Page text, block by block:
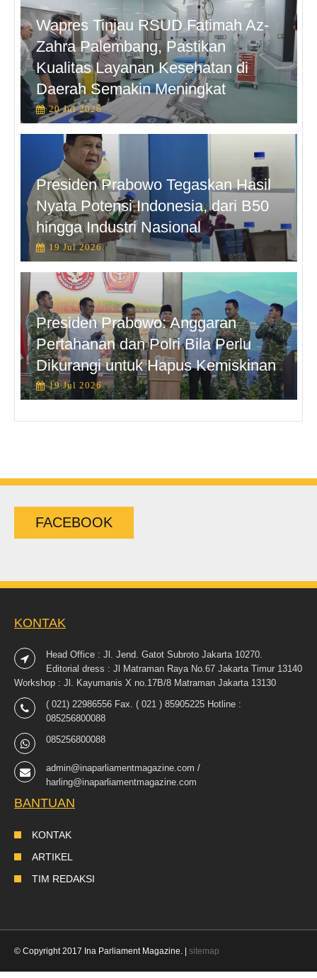
Wapres Tinjau RSUD Fatimah Az-
Zahra Palembang, Pastikan
Kualitas Layanan Kesehatan di
Daerah Semakin Meningkat
20 Jul 2026
Presiden Prabowo Tegaskan Hasil
Nyata Potensi Indonesia, dari B50
hingga Industri Nasional
19 Jul 2026
Presiden Prabowo: Anggaran
Pertahanan dan Polri Bila Perlu
Dikurangi untuk Hapus Kemiskinan
19 Jul 2026
FACEBOOK
KONTAK
Head Office : Jl. Jend. Gatot Subroto Jakarta 10270.
Editorial dress : Jl Matraman Raya No.67 Jakarta Timur 13140
Workshop : Jl. Kayumanis X no.17B/8 Matraman Jakarta 13130
( 021) 22986556 Fax. ( 021 ) 85905225 Hotline :
085256800088
085256800088
admin@inaparliamentmagazine.com /
harling@inaparliamentmagazine.com
BANTUAN
KONTAK
ARTIKEL
TIM REDAKSI
© Copyright 2017 Ina Parliament Magazine. | sitemap